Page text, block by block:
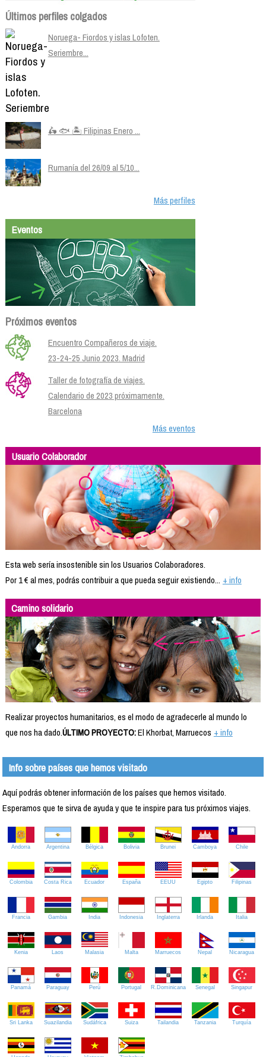
Últimos perfiles colgados
Noruega- Fiordos y islas Lofoten.
Seriembre...
🛵 🐟 🏝️ Filipinas Enero ...
Rumanía del 26/09 al 5/10...
Más perfiles
Eventos
Próximos eventos
Encuentro Compañeros de viaje.
23-24-25 Junio 2023. Madrid
Taller de fotografía de viajes.
Calendario de 2023 próximamente.
Barcelona
Más eventos
Usuario Colaborador
Esta web sería insostenible sin los Usuarios Colaboradores.
Por 1 € al mes, podrás contribuir a que pueda seguir existiendo... + info
Camino solidario
Realizar proyectos humanitarios, es el modo de agradecerle al mundo lo
que nos ha dado.ÚLTIMO PROYECTO:El Khorbat, Marruecos + info
Info sobre países que hemos visitado
Aquí podrás obtener información de los países que hemos visitado.
Esperamos que te sirva de ayuda y que te inspire para tus próximos viajes.
Andorra Argentina Bélgica Bolivia Brunei Camboya Chile
Colombia Costa Rica Ecuador España EEUU Egipto Filipinas
Francia Gambia India Indonesia Inglaterra Irlanda Italia
Kenia Laos Malasia Malta Marruecos Nepal Nicaragua
Panamá Paraguay Perú Portugal R.Dominicana Senegal Singapur
Sri Lanka Suazilandia Sudáfrica Suiza Tailandia Tanzania Turquía